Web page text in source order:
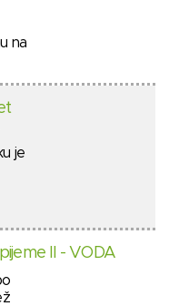
na
je
II - VODA